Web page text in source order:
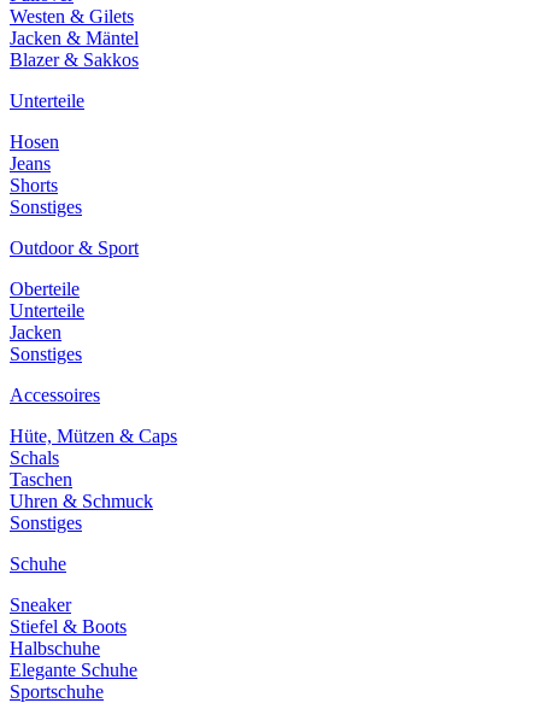
Westen & Gilets
Jacken & Mäntel
Blazer & Sakkos
Unterteile
Hosen
Jeans
Shorts
Sonstiges
Outdoor & Sport
Oberteile
Unterteile
Jacken
Sonstiges
Accessoires
Hüte, Mützen & Caps
Schals
Taschen
Uhren & Schmuck
Sonstiges
Schuhe
Sneaker
Stiefel & Boots
Halbschuhe
Elegante Schuhe
Sportschuhe